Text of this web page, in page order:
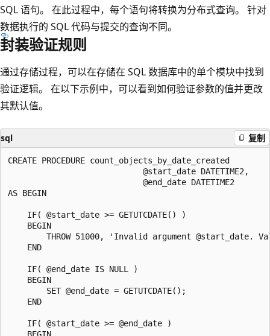
SQL 语句。 在此过程中，每个语句将转换为分布式查询。 针对
数据执行的 SQL 代码与提交的查询不同。
封装验证规则
通过存储过程，可以在存储在 SQL 数据库中的单个模块中找到
验证逻辑。 在以下示例中，可以看到如何验证参数的值并更改
其默认值。
sql 复制
CREATE PROCEDURE count_objects_by_date_created
                            @start_date DATETIME2,
                            @end_date DATETIME2
AS BEGIN
    IF( @start_date >= GETUTCDATE() )
    BEGIN
THROW 51000, 'Invalid argument @start_date.
    END
    IF( @end_date IS NULL )
    BEGIN
        SET @end_date = GETUTCDATE();
    END
    IF( @start_date >= @end_date )
    BEGIN